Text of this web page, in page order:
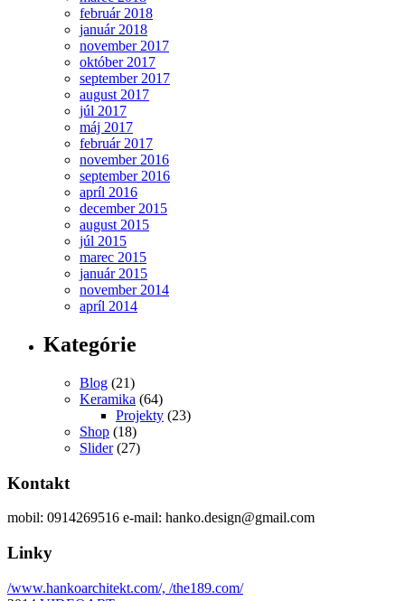
február 2018
január 2018
november 2017
október 2017
september 2017
august 2017
júl 2017
máj 2017
február 2017
november 2016
september 2016
apríl 2016
december 2015
august 2015
júl 2015
marec 2015
január 2015
november 2014
apríl 2014
Kategórie
Blog (21)
Keramika (64)
Projekty (23)
Shop (18)
Slider(27)
Kontakt
mobil: 0914269516 e-mail: hanko.design@gmail.com
Linky
/www.hankoarchitekt.com/, /the189.com/